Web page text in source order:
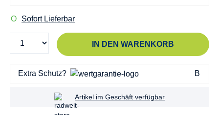
Sofort Lieferbar
IN DEN WARENKORB
Extra Schutz?
Artikel im Geschäft verfügbar